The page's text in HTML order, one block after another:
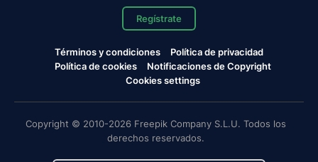
Regístrate
Términos y condiciones
Política de privacidad
Política de cookies
Notificaciones de Copyright
Cookies settings
Copyright © 2010-2026 Freepik Company S.L.U. Todos los
derechos reservados.